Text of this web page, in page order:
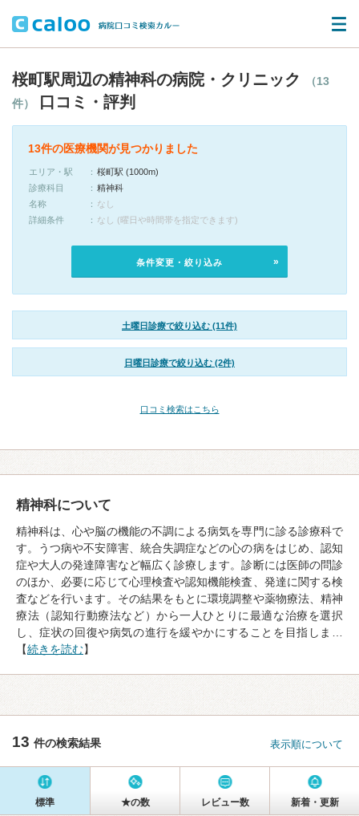
桜町駅周辺の精神科の病院・クリニック
（13
件）
口コミ・評判
13件の医療機関が見つかりました
エリア・駅
桜町駅 (1000m)
診療科目
精神科
名称
なし
詳細条件
なし (曜日や時間帯を指定できます)
条件変更・絞り込み
土曜日診療で絞り込む (11件)
日曜日診療で絞り込む (2件)
口コミ検索はこちら
精神科について
精神科は、心や脳の機能の不調による病気を専門に診る診療科で
す。うつ病や不安障害、統合失調症などの心の病をはじめ、認知
症や大人の発達障害など幅広く診療します。診断には医師の問診
のほか、必要に応じて心理検査や認知機能検査、発達に関する検
査などを行います。その結果をもとに環境調整や薬物療法、精神
療法（認知行動療法など）から一人ひとりに最適な治療を選択
し、症状の回復や病気の進行を緩やかにすることを目指しま…
【続きを読む】
13 件の検索結果 表示順について
標準 ★の数 レビュー数 新着・更新